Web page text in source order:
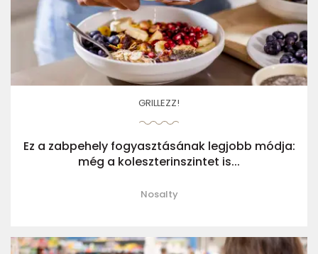
GRILLEZZ!
Ez a zabpehely fogyasztásának legjobb módja:
még a koleszterinszintet is...
Nosalty